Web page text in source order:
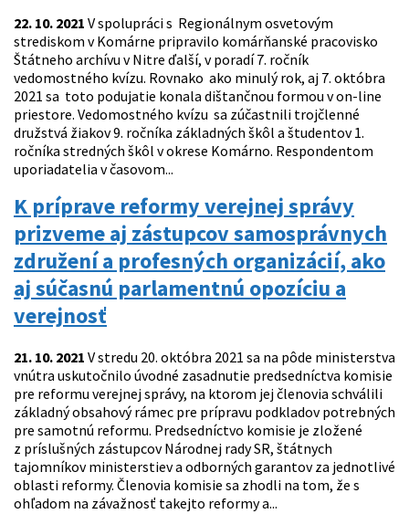
22. 10. 2021 V spolupráci s Regionálnym osvetovým
strediskom v Komárne pripravilo komárňanské pracovisko
Štátneho archívu v Nitre ďalší, v poradí 7. ročník
vedomostného kvízu. Rovnako ako minulý rok, aj 7. októbra
2021 sa toto podujatie konala dištančnou formou v on-line
priestore. Vedomostného kvízu sa zúčastnili trojčlenné
družstvá žiakov 9. ročníka základných škôl a študentov 1.
ročníka stredných škôl v okrese Komárno. Respondentom
uporiadatelia v časovom...
K príprave reformy verejnej správy
prizveme aj zástupcov samosprávnych
združení a profesných organizácií, ako
aj súčasnú parlamentnú opozíciu a
verejnosť
21. 10. 2021 V stredu 20. októbra 2021 sa na pôde ministerstva
vnútra uskutočnilo úvodné zasadnutie predsedníctva komisie
pre reformu verejnej správy, na ktorom jej členovia schválili
základný obsahový rámec pre prípravu podkladov potrebných
pre samotnú reformu. Predsedníctvo komisie je zložené
z príslušných zástupcov Národnej rady SR, štátnych
tajomníkov ministerstiev a odborných garantov za jednotlivé
oblasti reformy. Členovia komisie sa zhodli na tom, že s
ohľadom na závažnosť takejto reformy a...